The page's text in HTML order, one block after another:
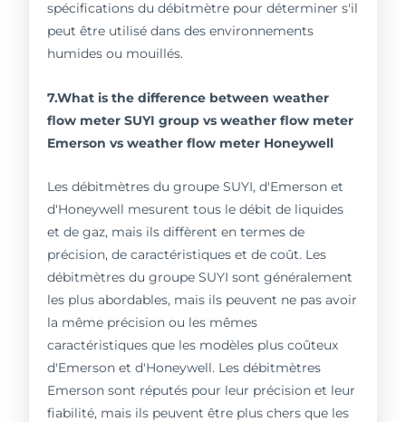
spécifications du débitmètre pour déterminer s'il
peut être utilisé dans des environnements
humides ou mouillés.
7.What is the difference between weather
flow meter SUYI group vs weather flow meter
Emerson vs weather flow meter Honeywell
Les débitmètres du groupe SUYI, d'Emerson et
d'Honeywell mesurent tous le débit de liquides
et de gaz, mais ils diffèrent en termes de
précision, de caractéristiques et de coût. Les
débitmètres du groupe SUYI sont généralement
les plus abordables, mais ils peuvent ne pas avoir
la même précision ou les mêmes
caractéristiques que les modèles plus coûteux
d'Emerson et d'Honeywell. Les débitmètres
Emerson sont réputés pour leur précision et leur
fiabilité, mais ils peuvent être plus chers que les